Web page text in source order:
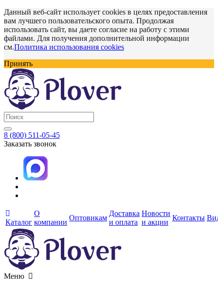
Данный веб-сайт использует cookies в целях предоставления
вам лучшего пользовательского опыта. Продолжая
использовать сайт, вы даете согласие на работу с этими
файлами. Для получения дополнительной информации
см.Политика использования cookies
Принять
8 (800) 511-05-45
Заказать звонок
Каталог
О
компании
Оптовикам
Доставка
и оплата
Новости
и акции
Контакты
Меню